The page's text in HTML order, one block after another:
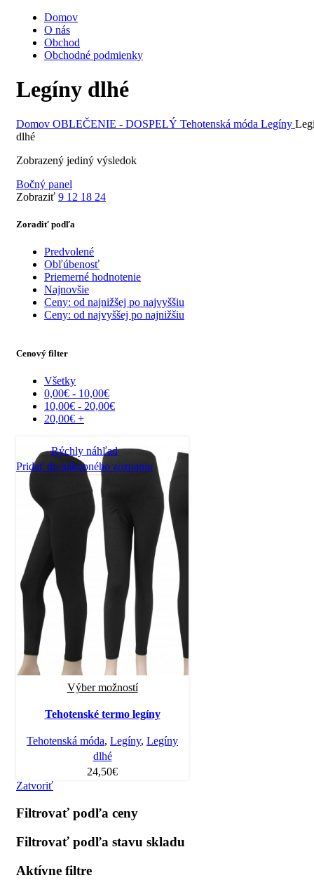
Domov
O nás
Obchod
Obchodné podmienky
Legíny dlhé
Zatvoriť
Filtrovať podľa ceny
Filtrovať podľa stavu skladu
Aktívne filtre
Domov OBLEČENIE - DOSPELÝ Tehotenská móda Legíny
dlhé
Zobrazený jediný výsledok
Bočný panel
Zobraziť 9 12 18 24
Zoradiť podľa
Predvolené
Obľúbenosť
Priemerné hodnotenie
Najnovšie
Ceny: od najnižšej po najvyššiu
Ceny: od najvyššej po najnižšiu
Cenový filter
Všetky
0,00€ - 10,00€
10,00€ - 20,00€
20,00€ +
Výber možností
Rýchly náhľad
Pridať do nákupného zoznamu
Tehotenské termo legíny
Tehotenská móda, Legíny, Legíny
dlhé
24,50€